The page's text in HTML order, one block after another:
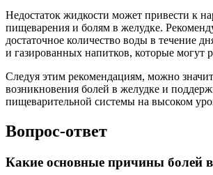
Недостаток жидкости может привести к
пищеварения и болям в желудке.
достаточное количество воды в течение
и газированных напитков, которые могут
Следуя этим рекомендациям, можно
возникновения болей в желудке и
пищеварительной системы на высоком
Вопрос-ответ
Какие основные причины болей